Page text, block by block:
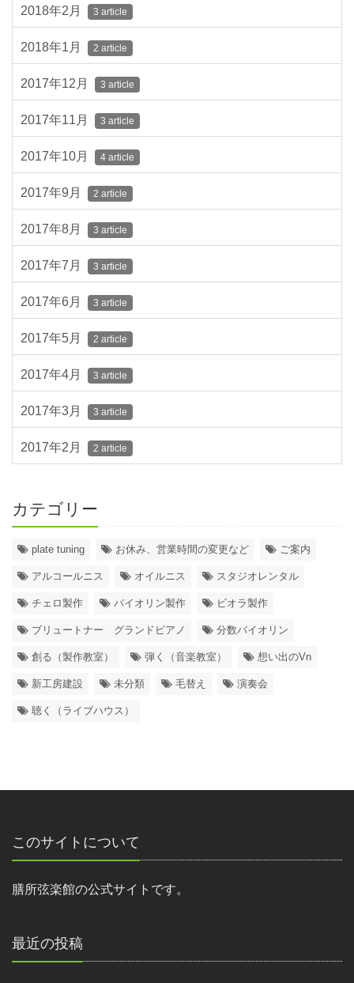
2018年2月 3 article
2018年1月 2 article
2017年12月 3 article
2017年11月 3 article
2017年10月 4 article
2017年9月 2 article
2017年8月 3 article
2017年7月 3 article
2017年6月 3 article
2017年5月 2 article
2017年4月 3 article
2017年3月 3 article
2017年2月 2 article
カテゴリー
plate tuning お休み、営業時間の変更など ご案内
アルコールニス オイルニス スタジオレンタル
チェロ製作 バイオリン製作 ビオラ製作
ブリュートナー グランドピアノ 分数バイオリン
創る（製作教室） 弾く（音楽教室） 想い出のVn
新工房建設 未分類 毛替え 演奏会
聴く（ライブハウス）
このサイトについて
膳所弦楽館の公式サイトです。
最近の投稿